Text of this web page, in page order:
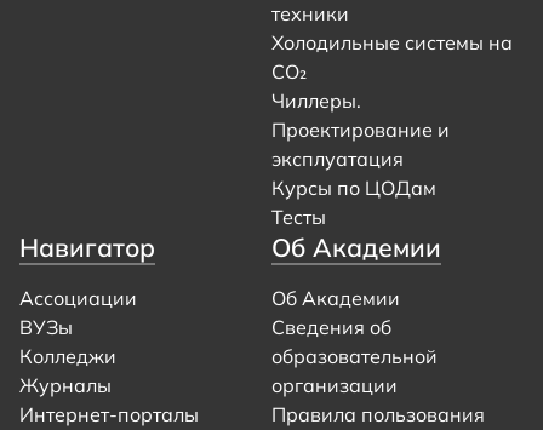
техники
Холодильные системы на
CO₂
Чиллеры.
Проектирование и
эксплуатация
Курсы по ЦОДам
Тесты
Навигатор
Ассоциации
ВУЗы
Колледжи
Журналы
Интернет-порталы
Об Академии
Об Академии
Сведения об
образовательной
организации
Правила пользования